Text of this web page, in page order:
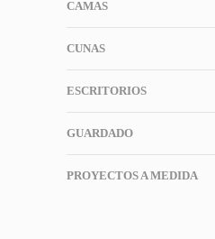
CAMAS
CUNAS
ESCRITORIOS
GUARDADO
PROYECTOS A MEDIDA